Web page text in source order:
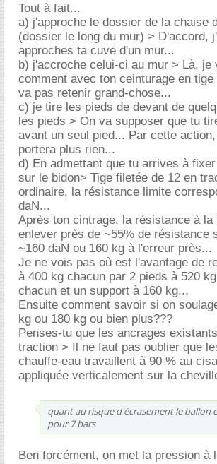
Tout à fait...
a) j'approche le dossier de la chaise
(dossier le long du mur) > D'accord,
approches ta cuve d'un mur...
b) j'accroche celui-ci au mur > Là, je
comment avec ton ceinturage en
va pas retenir grand-chose...
c) je tire les pieds de devant de
les pieds > On va supposer que tu
avant un seul pied... Par cette
portera plus rien...
d) En admettant que tu arrives à
sur le bidon> Tige filetée de 12 en
ordinaire, la résistance limite
daN...
Après ton cintrage, la résistance à la
enlever près de ~55% de résistance
~160 daN ou 160 kg à l'erreur près...
Je ne vois pas où est l'avantage de
à 400 kg chacun par 2 pieds à 520
chacun et un support à 160 kg...
Ensuite comment savoir si on
kg ou 180 kg ou bien plus???
Penses-tu que les ancrages
traction > Il ne faut pas oublier que
chauffe-eau travaillent à 90 % au
appliquée verticalement sur la
quant au risque d'écrasement le ballon
pour 7 bars
Ben forcément, on met la pression à